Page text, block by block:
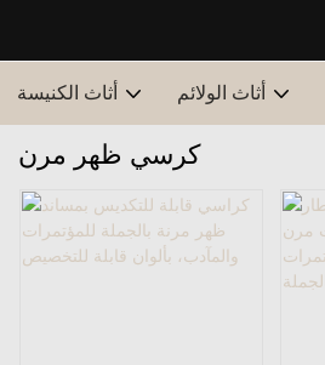
أثاث الكنيسة أثاث الولائم
كرسي ظهر مرن